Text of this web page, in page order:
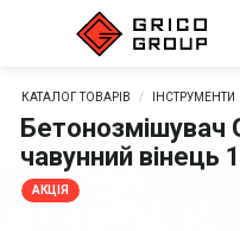
КАТАЛОГ ТОВАРІВ ІНСТРУМЕНТИ
Бетонозмішувач
чавунний вінець
АКЦІЯ